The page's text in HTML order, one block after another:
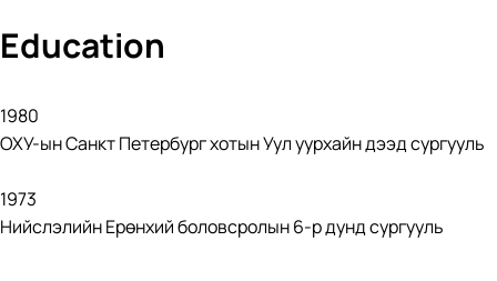
Education
1980
ОХУ-ынСанкт Петербург хотын Уул уурхайн дээд сургууль
1973
Нийслэлийн Ерөнхий боловсролын 6-р дунд сургууль